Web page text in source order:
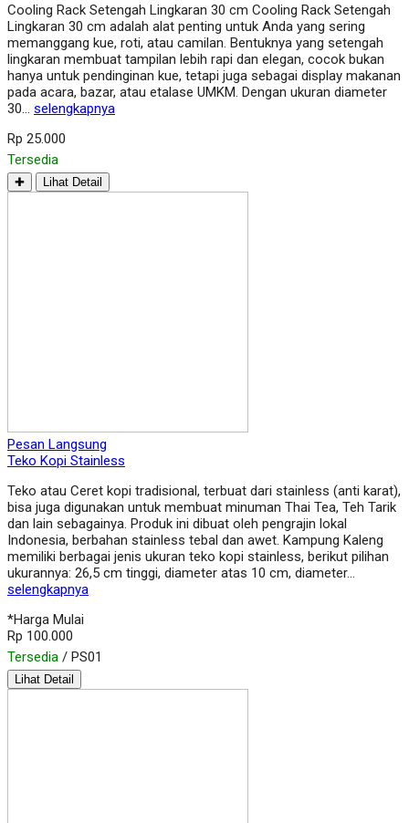
Cooling Rack Setengah Lingkaran 30 cm Cooling Rack Setengah
Lingkaran 30 cm adalah alat penting untuk Anda yang sering
memanggang kue, roti, atau camilan. Bentuknya yang setengah
lingkaran membuat tampilan lebih rapi dan elegan, cocok bukan
hanya untuk pendinginan kue, tetapi juga sebagai display makanan
pada acara, bazar, atau etalase UMKM. Dengan ukuran diameter
30… selengkapnya
Rp 25.000
Tersedia
✚ Lihat Detail
Pesan Langsung
Teko Kopi Stainless
Teko atau Ceret kopi tradisional, terbuat dari stainless (anti karat),
bisa juga digunakan untuk membuat minuman Thai Tea, Teh Tarik
dan lain sebagainya. Produk ini dibuat oleh pengrajin lokal
Indonesia, berbahan stainless tebal dan awet. Kampung Kaleng
memiliki berbagai jenis ukuran teko kopi stainless, berikut pilihan
ukurannya: 26,5 cm tinggi, diameter atas 10 cm, diameter…
selengkapnya
*Harga Mulai
Rp 100.000
Tersedia / PS01
Lihat Detail